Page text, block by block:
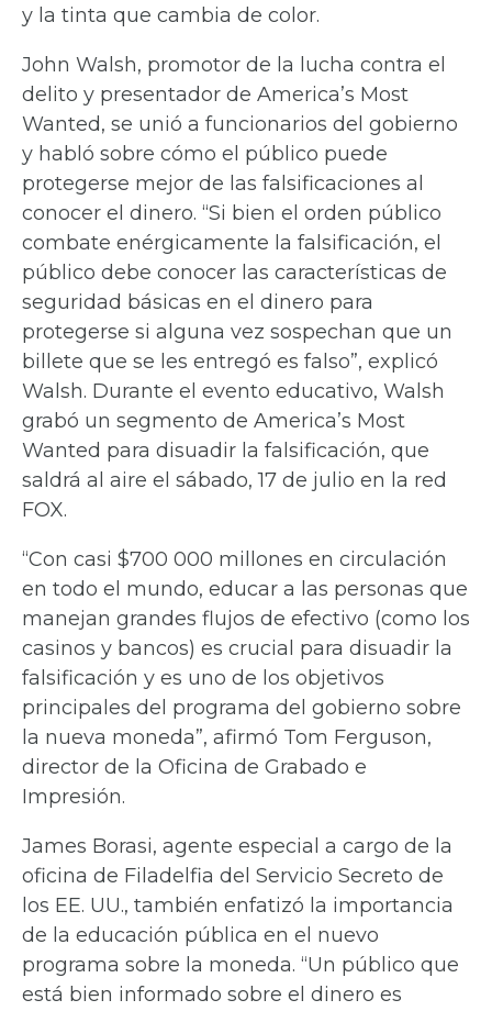
y la tinta que cambia de color.
John Walsh, promotor de la lucha contra el
delito y presentador de America’s Most
Wanted, se unió a funcionarios del gobierno
y habló sobre cómo el público puede
protegerse mejor de las falsificaciones al
conocer el dinero. “Si bien el orden público
combate enérgicamente la falsificación, el
público debe conocer las características de
seguridad básicas en el dinero para
protegerse si alguna vez sospechan que un
billete que se les entregó es falso”, explicó
Walsh. Durante el evento educativo, Walsh
grabó un segmento de America’s Most
Wanted para disuadir la falsificación, que
saldrá al aire el sábado, 17 de julio en la red
FOX.
“Con casi $700 000 millones en circulación
en todo el mundo, educar a las personas que
manejan grandes flujos de efectivo (como los
casinos y bancos) es crucial para disuadir la
falsificación y es uno de los objetivos
principales del programa del gobierno sobre
la nueva moneda”, afirmó Tom Ferguson,
director de la Oficina de Grabado e
Impresión.
James Borasi, agente especial a cargo de la
oficina de Filadelfia del Servicio Secreto de
los EE. UU., también enfatizó la importancia
de la educación pública en el nuevo
programa sobre la moneda. “Un público que
está bien informado sobre el dinero es